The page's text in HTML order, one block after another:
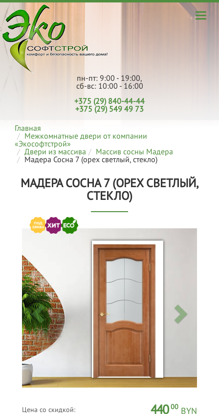
пн-пт: 9:00 - 19:00,
сб-вс: 10:00 - 16:00
+375 (29) 840-44-44
+375 (29) 549 49 73
Главная
Межкомнатные двери от компании
«Экософтстрой»
Двери из массива
Массив сосны Мадера
Мадера Сосна 7 (орех светлый, стекло)
МАДЕРА СОСНА 7 (ОРЕХ СВЕТЛЫЙ,
СТЕКЛО)
Цена со скидкой: 440 00 BYN